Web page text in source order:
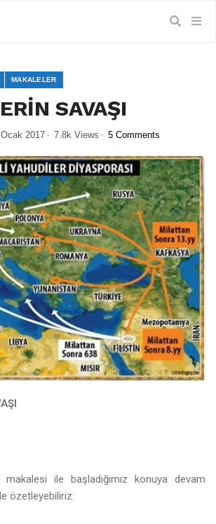
MAKALELER
SAVAŞI
2017 7.8k Views 5 Comments
makalesi ile başladığımız konuya devam
özetleyebiliriz: